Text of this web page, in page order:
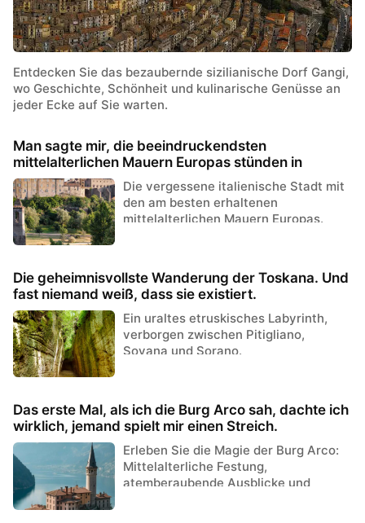
Entdecken Sie das bezaubernde sizilianische Dorf Gangi,
wo Geschichte, Schönheit und kulinarische Genüsse an
jeder Ecke auf Sie warten.
Man sagte mir, die beeindruckendsten
mittelalterlichen Mauern Europas stünden in
Frankreich. Jemand anderes schwor, sie seien in
Spanien.
Die vergessene italienische Stadt mit
den am besten erhaltenen
mittelalterlichen Mauern Europas.
Die geheimnisvollste Wanderung der Toskana. Und
fast niemand weiß, dass sie existiert.
Ein uraltes etruskisches Labyrinth,
verborgen zwischen Pitigliano,
Sovana und Sorano.
Das erste Mal, als ich die Burg Arco sah, dachte ich
wirklich, jemand spielt mir einen Streich.
Erleben Sie die Magie der Burg Arco:
Mittelalterliche Festung,
atemberaubende Ausblicke und